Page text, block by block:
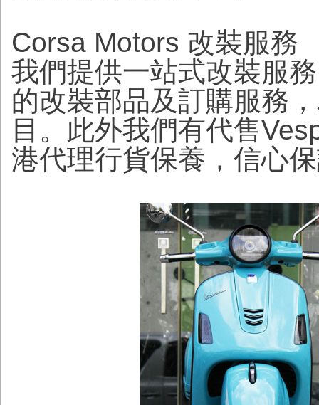
Corsa Motors 改裝服務
我們提供一站式改裝服
的改裝部品及訂購服務
目。此外我們有代售
港代理行貨保養，信心